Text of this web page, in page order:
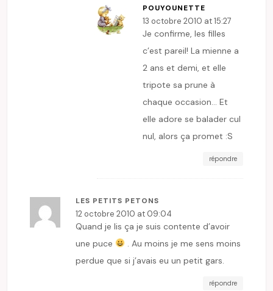
POUYOUNETTE
13 octobre 2010 at 15:27
Je confirme, les filles
c’est pareil! La mienne a
2 ans et demi, et elle
tripote sa prune à
chaque occasion… Et
elle adore se balader cul
nul, alors ça promet :S
répondre
LES PETITS PETONS
12 octobre 2010 at 09:04
Quand je lis ça je suis contente d’avoir
une puce
. Au moins je me sens moins
perdue que si j’avais eu un petit gars.
répondre